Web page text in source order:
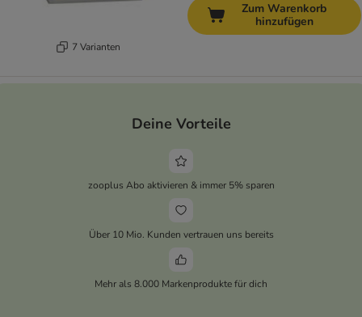
7 Varianten
Zum Warenkorb
hinzufügen
Deine Vorteile
zooplus Abo aktivieren & immer 5% sparen
Über 10 Mio. Kunden vertrauen uns bereits
Mehr als 8.000 Markenprodukte für dich